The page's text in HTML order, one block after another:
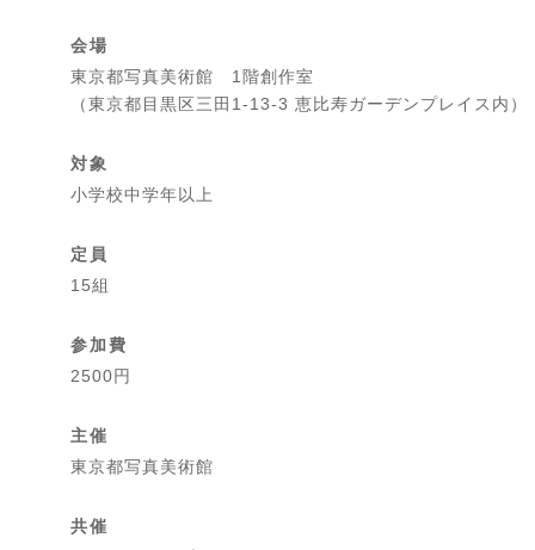
会場
東京都写真美術館 1階創作室
（東京都目黒区三田1-13-3 恵比寿ガーデンプレイス内）
対象
小学校中学年以上
定員
15組
参加費
2500円
主催
東京都写真美術館
共催